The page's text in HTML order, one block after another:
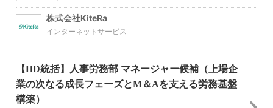
株式会社KiteRa
インターネットサービス
【HD統括】人事労務部 マネージャー候補（上場企
業の次なる成長フェーズとM＆Aを支える労務基盤
構築）